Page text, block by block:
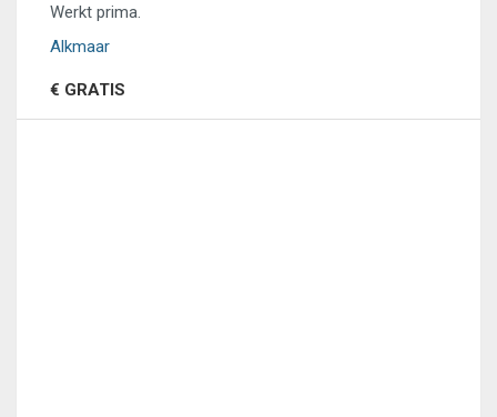
Werkt prima.
Alkmaar
€ GRATIS